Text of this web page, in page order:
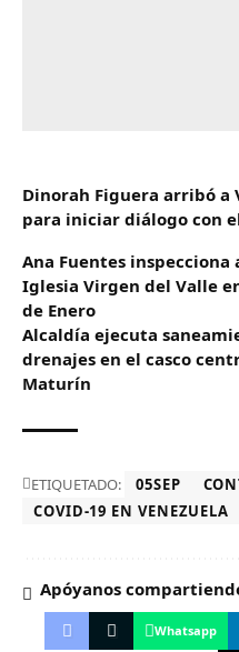
Dinorah Figuera arribó a
para iniciar diálogo con
Ana Fuentes inspecciona
Iglesia Virgen del Valle
de Enero
Alcaldía ejecuta
drenajes en el casco
Maturín
ETIQUETADO: 05SEP
COVID-19 EN VENEZUELA
Apóyanos
Whatsapp